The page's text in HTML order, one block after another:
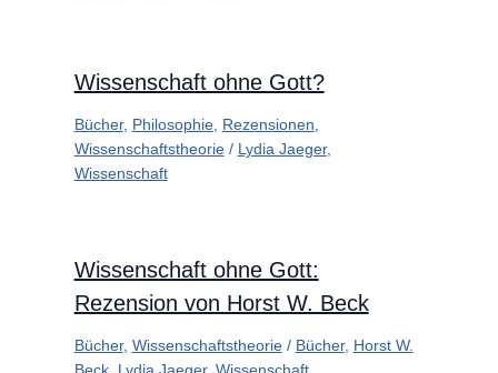
Wissenschaft ohne Gott?
Bücher, Philosophie, Rezensionen
Wissenschaftstheorie/ Lydia Jaeger,
Wissenschaft
Wissenschaft ohne Gott:
Rezension von Horst W. Beck
Bücher, Wissenschaftstheorie/ Bücher, Horst W.